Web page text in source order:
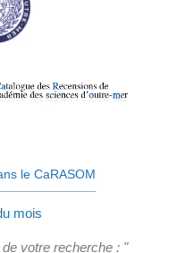
le CaRASOM
mois
votre recherche : "